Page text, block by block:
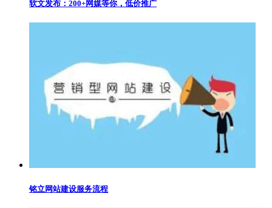
软文发布：200+网媒等你，低价推广
铭立网站建设服务流程